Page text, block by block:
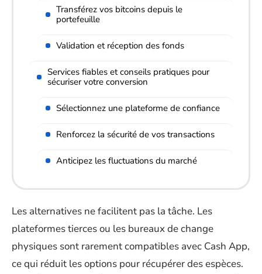
Transférez vos bitcoins depuis le
portefeuille
Validation et réception des fonds
Services fiables et conseils pratiques pour
sécuriser votre conversion
Sélectionnez une plateforme de confiance
Renforcez la sécurité de vos transactions
Anticipez les fluctuations du marché
Les alternatives ne facilitent pas la tâche. Les
plateformes tierces ou les bureaux de change
physiques sont rarement compatibles avec Cash App,
ce qui réduit les options pour récupérer des espèces.